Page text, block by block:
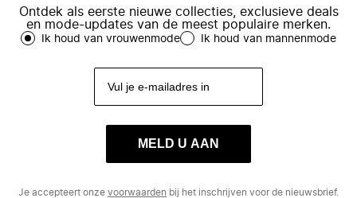
Ontdek als eerste nieuwe collecties, exclusieve deals
en mode-updates van de meest populaire merken.
Ik houd van vrouwenmode Ik houd van mannenmode
MELD U AAN
Je accepteert onze voorwaarden bij het inschrijven voor de nieuwsbrief.